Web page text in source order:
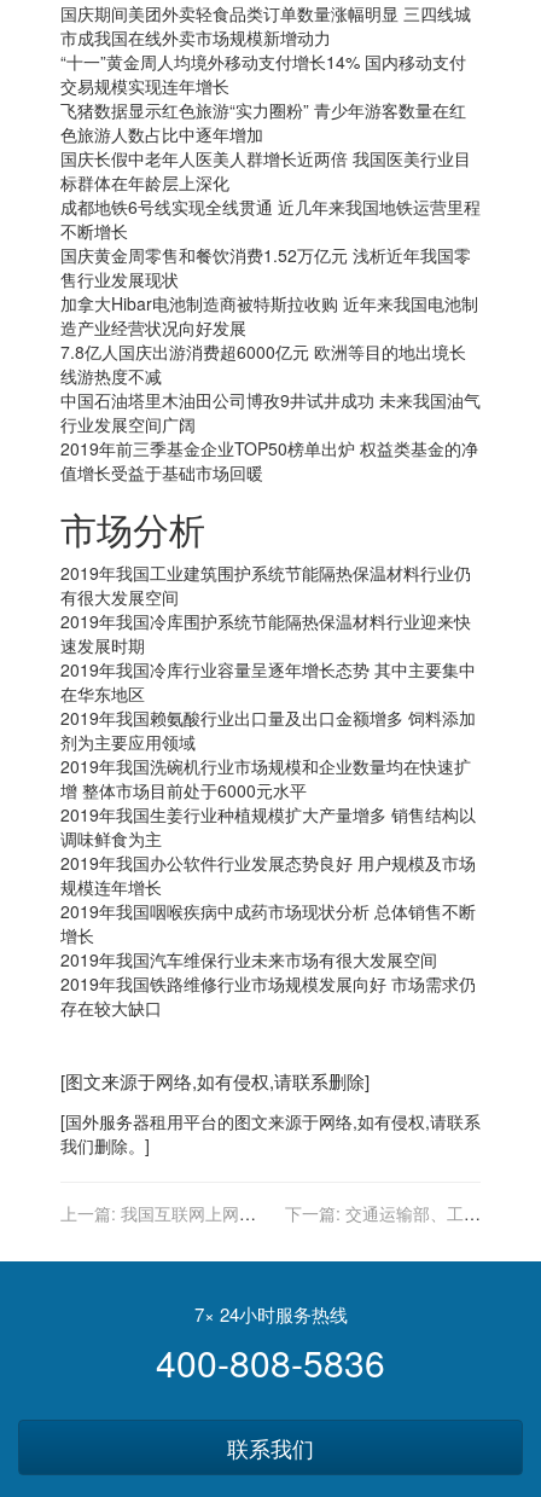
国庆期间美团外卖轻食品类订单数量涨幅明显 三四线城
市成我国在线外卖市场规模新增动力
“十一”黄金周人均境外移动支付增长14% 国内移动支付
交易规模实现连年增长
飞猪数据显示红色旅游“实力圈粉” 青少年游客数量在红
色旅游人数占比中逐年增加
国庆长假中老年人医美人群增长近两倍 我国医美行业目
标群体在年龄层上深化
成都地铁6号线实现全线贯通 近几年来我国地铁运营里程
不断增长
国庆黄金周零售和餐饮消费1.52万亿元 浅析近年我国零
售行业发展现状
加拿大Hibar电池制造商被特斯拉收购 近年来我国电池制
造产业经营状况向好发展
7.8亿人国庆出游消费超6000亿元 欧洲等目的地出境长
线游热度不减
中国石油塔里木油田公司博孜9井试井成功 未来我国油气
行业发展空间广阔
2019年前三季基金企业TOP50榜单出炉 权益类基金的净
值增长受益于基础市场回暖
市场分析
2019年我国工业建筑围护系统节能隔热保温材料行业仍
有很大发展空间
2019年我国冷库围护系统节能隔热保温材料行业迎来快
速发展时期
2019年我国冷库行业容量呈逐年增长态势 其中主要集中
在华东地区
2019年我国赖氨酸行业出口量及出口金额增多 饲料添加
剂为主要应用领域
2019年我国洗碗机行业市场规模和企业数量均在快速扩
增 整体市场目前处于6000元水平
2019年我国生姜行业种植规模扩大产量增多 销售结构以
调味鲜食为主
2019年我国办公软件行业发展态势良好 用户规模及市场
规模连年增长
2019年我国咽喉疾病中成药市场现状分析 总体销售不断
增长
2019年我国汽车维保行业未来市场有很大发展空间
2019年我国铁路维修行业市场规模发展向好 市场需求仍
存在较大缺口
[图文来源于网络,如有侵权,请联系删除]
[国外服务器租用平台的图文来源于网络,如有侵权,请联系
我们删除。]
上一篇: 我国互联网上网服
下一篇: 交通运输部、工信
预约出租汽车经营服务管理
民共和国交通运输部令2019
7× 24小时服务热线
400-808-5836
联系我们